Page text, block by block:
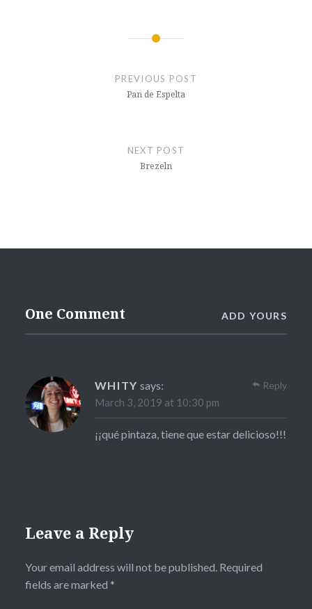
PREVIOUS POST
Pan de Espelta
NEXT POST
Brezeln
One Comment ADD YOURS
WHITY says:
March 3, 2019 at 10:30 pm
¡¡qué pintaza, tiene que estar delicioso!!!
Reply
Leave a Reply
Your email address will not be published. Required
fields are marked *